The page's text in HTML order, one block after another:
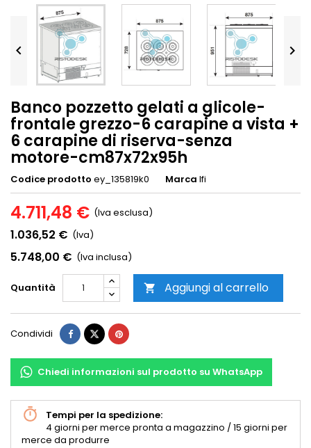
 
Banco pozzetto gelati a glicole-
frontale grezzo-6 carapine a vista +
6 carapine di riserva-senza
motore-cm87x72x95h
Codice prodotto ey_135819k0 Marca Ifi
4.711,48 € (Iva esclusa)
1.036,52 € (Iva)
5.748,00 € (Iva inclusa)
Quantità  Aggiungi al carrello
Condividi
Chiedi informazioni sul prodotto su WhatsApp
Tempi per la spedizione:
4 giorni per merce pronta a magazzino / 15 giorni per
merce da produrre